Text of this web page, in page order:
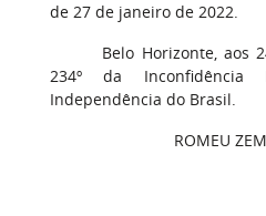
de 27 de janeiro de 2022.
Belo Horizonte, aos
234º da
Independência do Brasil.
ROMEU